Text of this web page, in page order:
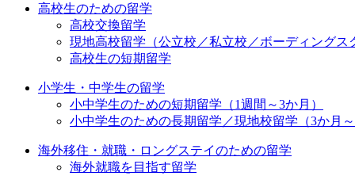
高校生のための留学
高校交換留学
現地高校留学（公立校／私立校／ボーディングス
高校生の短期留学
小学生・中学生の留学
小中学生のための短期留学（1週間～3か月）
小中学生のための長期留学／現地校留学（3か月～
海外移住・就職・ロングステイのための留学
海外就職を目指す留学